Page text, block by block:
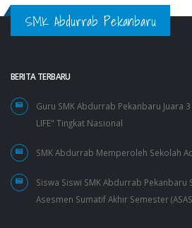
SMK Abdurrab Pekanbaru
BERITA TERBARU
Guru SMK Abdurrab Pekanbaru Juara
LIFE" Tingkat Nasional
SMK Abdurrab Memperoleh Sekolah
Siswa Siswi SMK Abdurrab Pekanbaru
Asesmen Sumatif Akhir Semester